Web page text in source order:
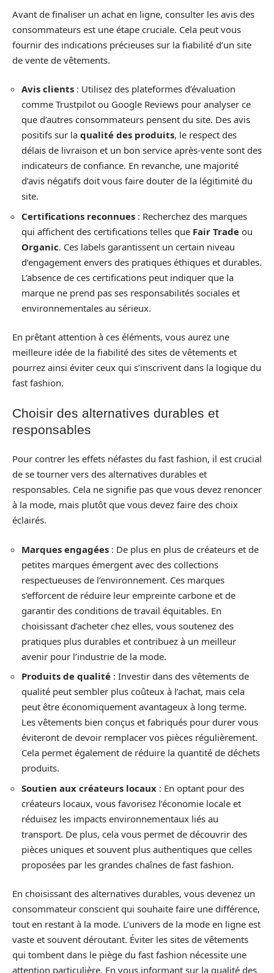
Avant de finaliser un achat en ligne, consulter les avis des
consommateurs est une étape cruciale. Cela peut vous
fournir des indications précieuses sur la fiabilité d’un site
de vente de vêtements.
Avis clients : Utilisez des plateformes d’évaluation
comme Trustpilot ou Google Reviews pour analyser ce
que d’autres consommateurs pensent du site. Des avis
positifs sur la qualité des produits, le respect des
délais de livraison et un bon service après-vente sont des
indicateurs de confiance. En revanche, une majorité
d’avis négatifs doit vous faire douter de la légitimité du
site.
Certifications reconnues : Recherchez des marques
qui affichent des certifications telles que Fair Trade ou
Organic. Ces labels garantissent un certain niveau
d’engagement envers des pratiques éthiques et durables.
L’absence de ces certifications peut indiquer que la
marque ne prend pas ses responsabilités sociales et
environnementales au sérieux.
En prêtant attention à ces éléments, vous aurez une
meilleure idée de la fiabilité des sites de vêtements et
pourrez ainsi éviter ceux qui s’inscrivent dans la logique du
fast fashion.
Choisir des alternatives durables et
responsables
Pour contrer les effets néfastes du fast fashion, il est crucial
de se tourner vers des alternatives durables et
responsables. Cela ne signifie pas que vous devez renoncer
à la mode, mais plutôt que vous devez faire des choix
éclairés.
Marques engagées : De plus en plus de créateurs et de
petites marques émergent avec des collections
respectueuses de l’environnement. Ces marques
s’efforcent de réduire leur empreinte carbone et de
garantir des conditions de travail équitables. En
choisissant d’acheter chez elles, vous soutenez des
pratiques plus durables et contribuez à un meilleur
avenir pour l’industrie de la mode.
Produits de qualité : Investir dans des vêtements de
qualité peut sembler plus coûteux à l’achat, mais cela
peut être économiquement avantageux à long terme.
Les vêtements bien conçus et fabriqués pour durer vous
éviteront de devoir remplacer vos pièces régulièrement.
Cela permet également de réduire la quantité de déchets
produits.
Soutien aux créateurs locaux : En optant pour des
créateurs locaux, vous favorisez l’économie locale et
réduisez les impacts environnementaux liés au
transport. De plus, cela vous permet de découvrir des
pièces uniques et souvent plus authentiques que celles
proposées par les grandes chaînes de fast fashion.
En choisissant des alternatives durables, vous devenez un
consommateur conscient qui souhaite faire une différence,
tout en restant à la mode. L’univers de la mode en ligne est
vaste et souvent déroutant. Éviter les sites de vêtements
qui tombent dans le piège du fast fashion nécessite une
attention particulière. En vous informant sur la qualité des